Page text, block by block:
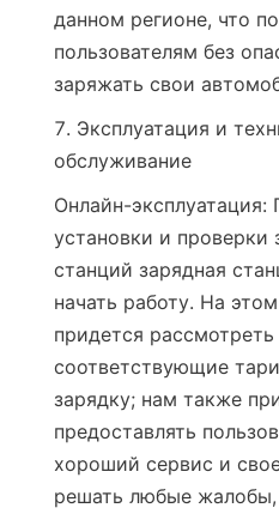
данном регионе, что
пользователям без
заряжать свои
7. Эксплуатация и
обслуживание
Онлайн-эксплуатация:
установки и проверки
станций зарядная
начать работу. На
придется рассмотреть
соответствующие
зарядку; нам также
предоставлять
хороший сервис и
решать любые